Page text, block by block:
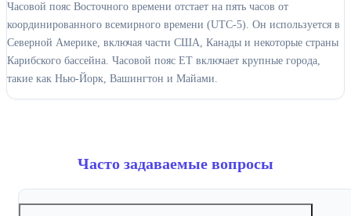
Часовой пояс Восточного времени отстает на пять часов от
координированного всемирного времени (UTC-5). Он используется в
Северной Америке, включая части США, Канады и некоторые страны
Карибского бассейна. Часовой пояс ET включает крупные города,
такие как Нью-Йорк, Вашингтон и Майами.
Часто задаваемые вопросы